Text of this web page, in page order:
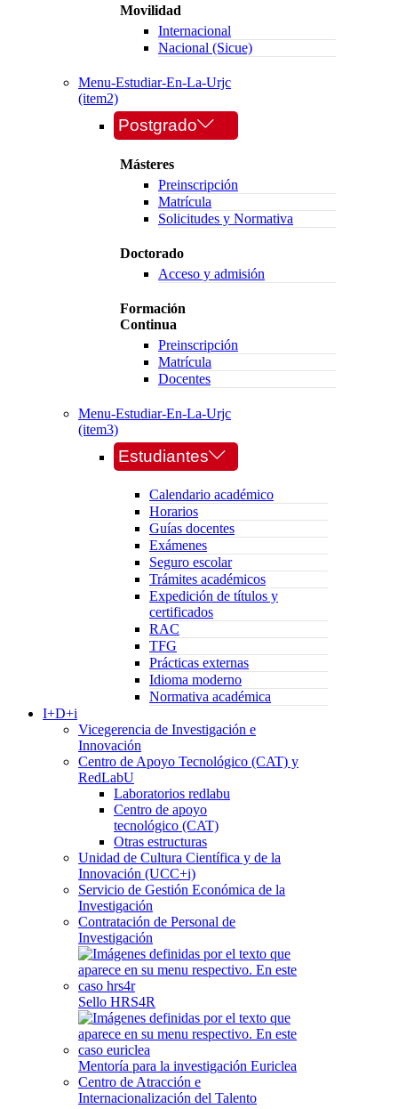
Movilidad
Internacional
Nacional (Sicue)
Menu-Estudiar-En-La-Urjc
(item2)
Postgrado
Másteres
Preinscripción
Matrícula
Solicitudes y Normativa
Doctorado
Acceso y admisión
Formación
Continua
Preinscripción
Matrícula
Docentes
Menu-Estudiar-En-La-Urjc
(item3)
Estudiantes
Calendario académico
Horarios
Guías docentes
Exámenes
Seguro escolar
Trámites académicos
Expedición de títulos y
certificados
RAC
TFG
Prácticas externas
Idioma moderno
Normativa académica
I+D+i
Vicegerencia de Investigación e
Innovación
Centro de Apoyo Tecnológico (CAT) y
RedLabU
Laboratorios redlabu
Centro de apoyo
tecnológico (CAT)
Otras estructuras
Unidad de Cultura Científica y de la
Innovación (UCC+i)
Servicio de Gestión Económica de la
Investigación
Contratación de Personal de
Investigación
Sello HRS4R
Mentoría para la investigación Euriclea
Centro de Atracción e
Internacionalización del Talento